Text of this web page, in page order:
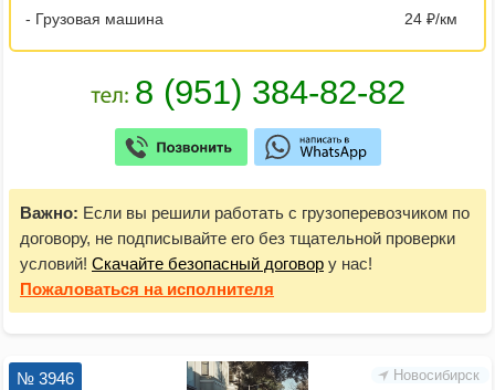
- Грузовая машина 24 ₽/км
Важно: Если вы решили работать с грузоперевозчиком по
договору, не подписывайте его без тщательной проверки
условий! Скачайте безопасный договор у нас!
Пожаловаться на исполнителя
Новосибирск
№ 3946